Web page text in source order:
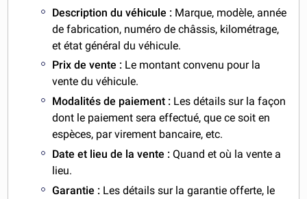
Description du véhicule : Marque, modèle, année
de fabrication, numéro de châssis, kilométrage,
et état général du véhicule.
Prix de vente : Le montant convenu pour la
vente du véhicule.
Modalités de paiement : Les détails sur la façon
dont le paiement sera effectué, que ce soit en
espèces, par virement bancaire, etc.
Date et lieu de la vente : Quand et où la vente a
lieu.
Garantie : Les détails sur la garantie offerte, le